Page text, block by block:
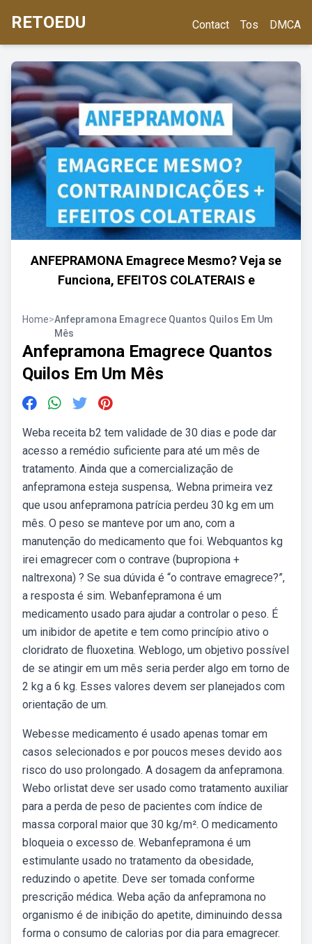
RETOEDU Contact Tos DMCA
ANFEPRAMONA Emagrece Mesmo? Veja se
Funciona, EFEITOS COLATERAIS e
Home>Anfepramona Emagrece Quantos Quilos Em Um
Mês
Anfepramona Emagrece Quantos
Quilos Em Um Mês
Weba receita b2 tem validade de 30 dias e pode dar
acesso a remédio suficiente para até um mês de
tratamento. Ainda que a comercialização de
anfepramona esteja suspensa,. Webna primeira vez
que usou anfepramona patrícia perdeu 30 kg em um
mês. O peso se manteve por um ano, com a
manutenção do medicamento que foi. Webquantos kg
irei emagrecer com o contrave (bupropiona +
naltrexona) ? Se sua dúvida é “o contrave emagrece?”,
a resposta é sim. Webanfepramona é um
medicamento usado para ajudar a controlar o peso. É
um inibidor de apetite e tem como princípio ativo o
cloridrato de fluoxetina. Weblogo, um objetivo possível
de se atingir em um mês seria perder algo em torno de
2 kg a 6 kg. Esses valores devem ser planejados com
orientação de um.
Webesse medicamento é usado apenas tomar em
casos selecionados e por poucos meses devido aos
risco do uso prolongado. A dosagem da anfepramona.
Webo orlistat deve ser usado como tratamento auxiliar
para a perda de peso de pacientes com índice de
massa corporal maior que 30 kg/m². O medicamento
bloqueia o excesso de. Webanfepramona é um
estimulante usado no tratamento da obesidade,
reduzindo o apetite. Deve ser tomada conforme
prescrição médica. Weba ação da anfepramona no
organismo é de inibição do apetite, diminuindo dessa
forma o consumo de calorias por dia para emagrecer.